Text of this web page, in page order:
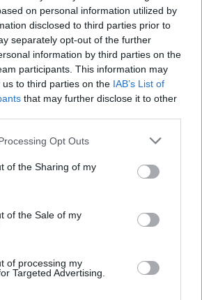
on personal information utilized by
disclosed to third parties prior to
separately opt-out of the further
information by third parties on the
participants. This information may
to third parties on the IAB’s List of
that may further disclose it to other
Opt Outs
of the Sharing of my
of the Sale of my
of processing my
Targeted Advertising.